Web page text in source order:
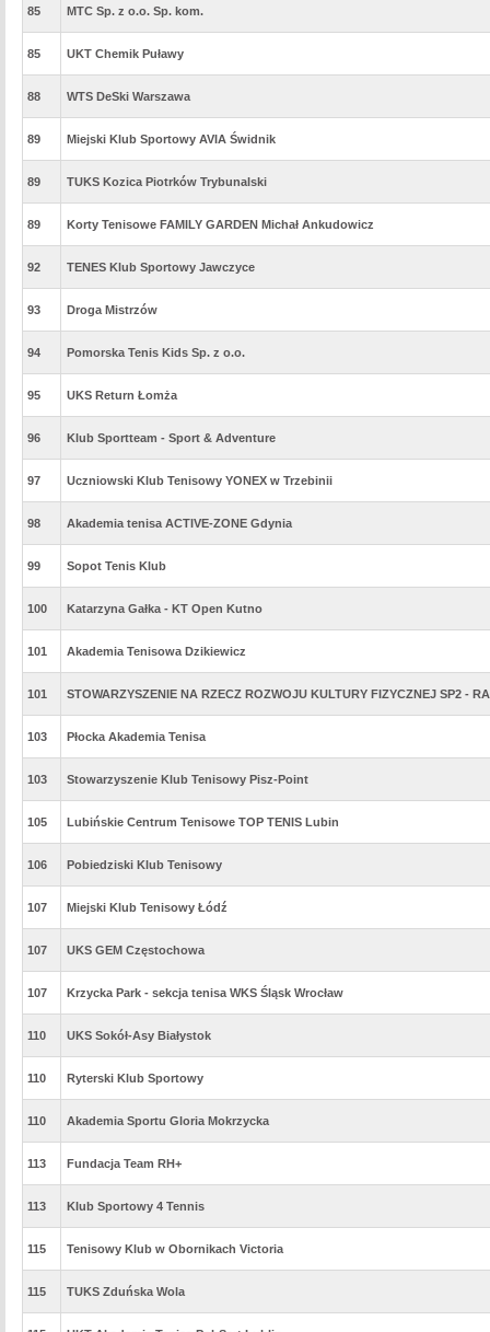
85 MTC Sp. z o.o. Sp. kom.
85 UKT Chemik Puławy
88 WTS DeSki Warszawa
89 Miejski Klub Sportowy AVIA Świdnik
89 TUKS Kozica Piotrków Trybunalski
89 Korty Tenisowe FAMILY GARDEN Michał Ankudowicz
92 TENES Klub Sportowy Jawczyce
93 Droga Mistrzów
94 Pomorska Tenis Kids Sp. z o.o.
95 UKS Return Łomża
96 Klub Sportteam - Sport & Adventure
97 Uczniowski Klub Tenisowy YONEX w Trzebinii
98 Akademia tenisa ACTIVE-ZONE Gdynia
99 Sopot Tenis Klub
100 Katarzyna Gałka - KT Open Kutno
101 Akademia Tenisowa Dzikiewicz
101 STOWARZYSZENIE NA RZECZ ROZWOJU KULTURY FIZYCZNEJ SP2 -
103 Płocka Akademia Tenisa
103 Stowarzyszenie Klub Tenisowy Pisz-Point
105 Lubińskie Centrum Tenisowe TOP TENIS Lubin
106 Pobiedziski Klub Tenisowy
107 Miejski Klub Tenisowy Łódź
107 UKS GEM Częstochowa
107 Krzycka Park - sekcja tenisa WKS Śląsk Wrocław
110 UKS Sokół-Asy Białystok
110 Ryterski Klub Sportowy
110 Akademia Sportu Gloria Mokrzycka
113 Fundacja Team RH+
113 Klub Sportowy 4 Tennis
115 Tenisowy Klub w Obornikach Victoria
115 TUKS Zduńska Wola